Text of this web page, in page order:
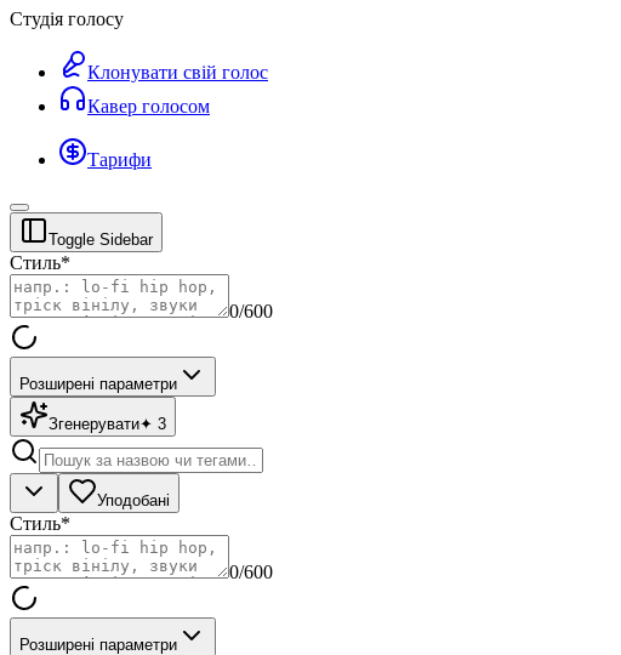
Студія голосу
Клонувати свій голос
Кавер голосом
Тарифи
Toggle Sidebar
Стиль*
0/600
Розширені параметри
Згенерувати✦ 3
Уподобані
Стиль*
0/600
Розширені параметри